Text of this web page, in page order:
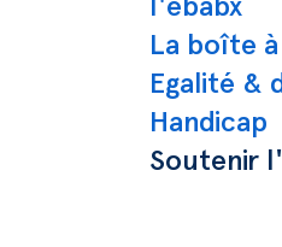
La boîte
Egalité &
Handicap
Soutenir